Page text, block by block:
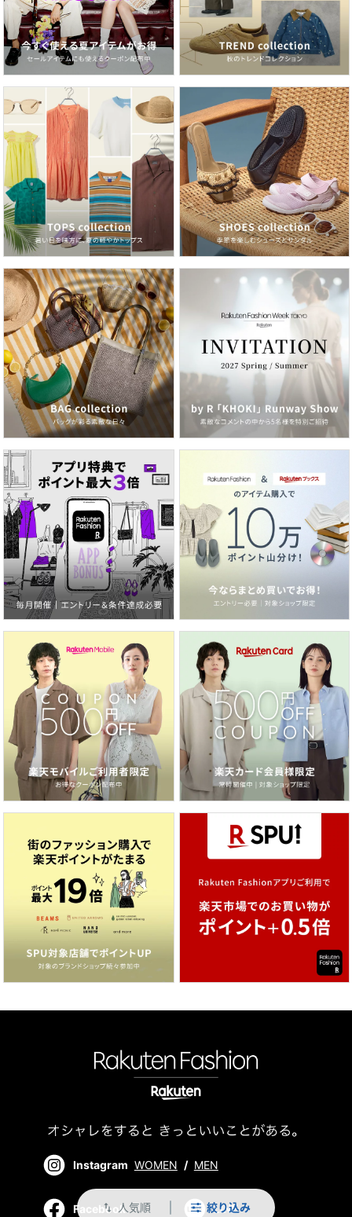
swap_vert 人気順 絞り込み
Instagram WOMEN / MEN
Facebook LINE